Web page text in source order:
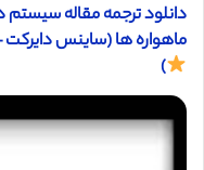
دانلود ترجمه مقاله سیستم
ماهواره ها (ساینس دایرکت – الزویر 2015) (ترجمه
)